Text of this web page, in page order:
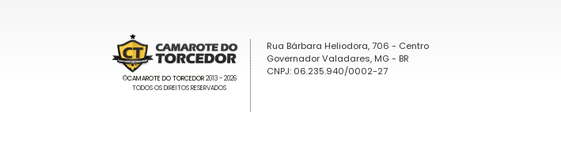
Rua Bárbara Heliodora, 706 - Centro
Governador Valadares, MG - BR
CNPJ: 06.235.940/0002-27
©CAMAROTE DO TORCEDOR2013 - 2026
TODOS OS DIREITOS RESERVADOS